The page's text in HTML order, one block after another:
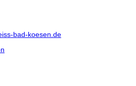
bad-koesen.de